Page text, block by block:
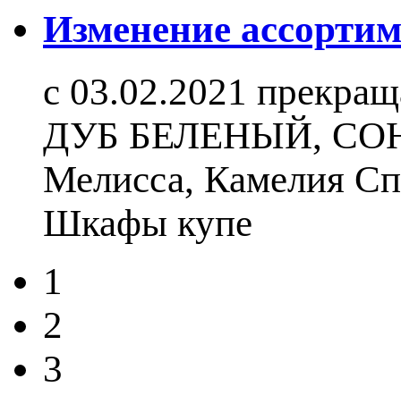
Изменение
c 03.02.2021
ДУБ БЕЛЕНЫЙ,
Мелисса, Камелия
Шкафы купе
1
2
3